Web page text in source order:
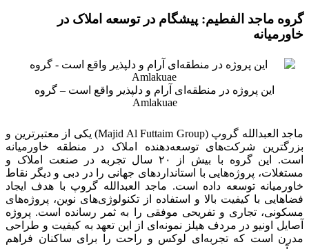
گروه ماجد الفطیم: پیشگام در توسعه املاک در
خاورمیانه
این پروژه در منطقه‌ای آرام و دلپذیر واقع است – گروه
Amlakuae
ماجد العبدالله گروپ (Majid Al Futtaim Group) یکی از معتبرترین و
بزرگترین شرکت‌های توسعه‌دهنده املاک در منطقه خاورمیانه
است. این گروه با بیش از ۲۰ سال تجربه در صنعت املاک و
مستغلات، پروژه‌هایی با استانداردهای جهانی را در دبی و دیگر نقاط
خاورمیانه توسعه داده است. ماجد العبدالله گروپ با هدف ایجاد
فضاهایی با کیفیت بالا و استفاده از تکنولوژی‌های نوین، پروژه‌های
مسکونی، تجاری و تفریحی موفقی را به ثمر رسانده است. پروژه
آصایل اونیو در مردف هیلز نمونه‌ای از این تعهد به کیفیت و طراحی
مدرن است که تجربه‌ای لوکس و راحت را برای ساکنان فراهم